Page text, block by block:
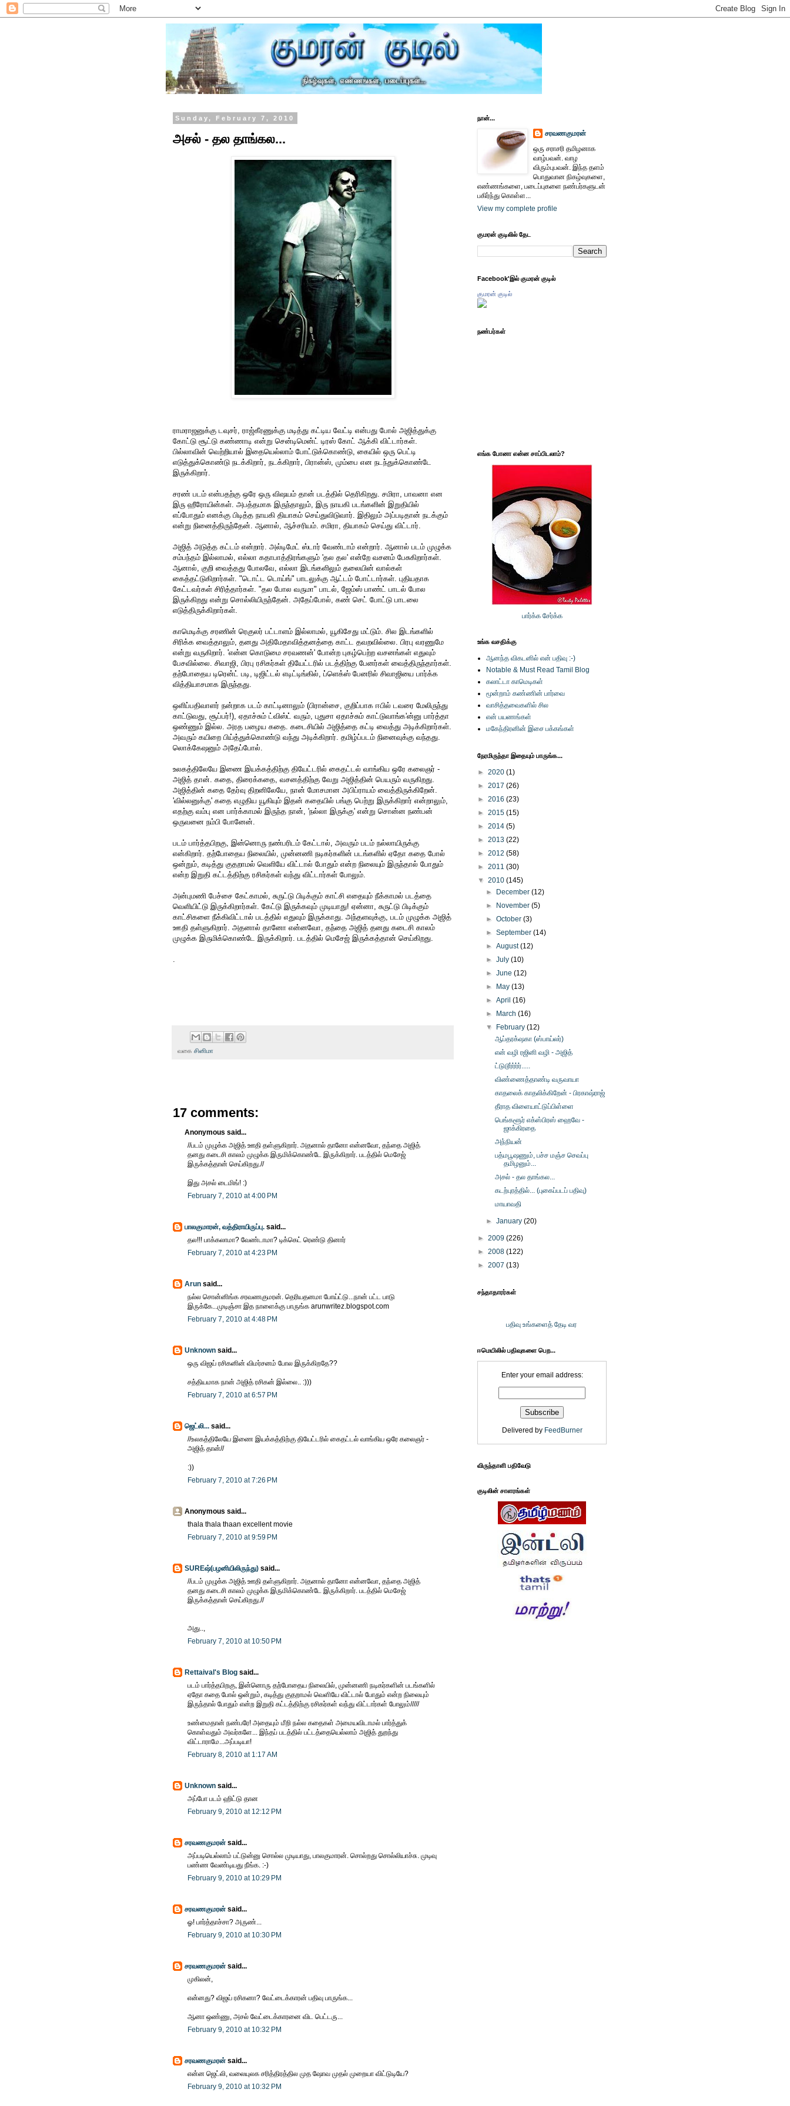
Sunday, February 7, 2010
அசல் - தல தாங்கல...
ராமராஜனுக்கு டவுசர், ராஜ்கீரணுக்கு மடித்து கட்டிய வேட்டி என்பது போல் அஜித்துக்கு
கோட்டு சூட்டு கண்ணாடி என்று சென்டிமென்ட் டிரஸ் கோட் ஆக்கி விட்டார்கள்.
பில்லாவின் வெற்றியால் இதையெல்லாம் போட்டுக்கொண்டு, கையில் ஒரு பெட்டி
எடுத்துக்கொண்டு நடக்கிறார், நடக்கிறார், பிரான்ஸ், மும்பை என நடந்துக்கொண்டே
இருக்கிறார்.
சரண் படம் என்பதற்கு ஒரே ஒரு விஷயம் தான் படத்தில் தெரிகிறது. சமிரா, பாவனா என
இரு ஹீரோயின்கள். அபத்தமாக இருந்தாலும், இரு நாயகி படங்களின் இறுதியில்
எப்போதும் எனக்கு பிடித்த நாயகி தியாகம் செய்துவிடுவார். இதிலும் அப்படிதான் நடக்கும்
என்று நினைத்திருந்தேன். ஆனால், ஆச்சரியம். சமிரா, தியாகம் செய்து விட்டார்.
அஜித் அடுத்த கட்டம் என்றார். அல்டிமேட் ஸ்டார் வேண்டாம் என்றார். ஆனால் படம் முழுக்க
சம்பந்தம் இல்லாமல், எல்லா கதாபாத்திரங்களும் 'தல தல' என்றே வசனம் பேசுகிறார்கள்.
ஆனால், குறி வைத்தது போலவே, எல்லா இடங்களிலும் தலையின் வால்கள்
கைத்தட்டுகிறார்கள். "டொட்ட டொய்ங்" பாடலுக்கு ஆட்டம் போட்டார்கள். புதியதாக
கேட்டவர்கள் சிரித்தார்கள். "தல போல வருமா" பாடல், ஜேம்ஸ் பாண்ட் பாடல் போல
இருக்கிறது என்று சொல்லியிருந்தேன். அதேப்போல், கண் செட் போட்டு பாடலை
எடுத்திருக்கிறார்கள்.
காமெடிக்கு சரணின் ரெகுலர் பட்டாளம் இல்லாமல், யூகிசேது மட்டும். சில இடங்களில்
சிரிக்க வைத்தாலும், தனது அதிமேதாவித்தனத்தை காட்ட தவறவில்லை. பிரபு வரணுமே
என்று வருகிறார். 'என்ன கொடுமை சரவணன்' போன்ற புகழ்பெற்ற வசனங்கள் எதுவும்
பேசவில்லை. சிவாஜி, பிரபு ரசிகர்கள் தியேட்டரில் படத்திற்கு பேனர்கள் வைத்திருந்தார்கள்.
தற்போதைய டிரென்ட் படி, டிஜிட்டல் எடிட்டிங்கில், ப்ளெக்ஸ் பேனரில் சிவாஜியை பார்க்க
வித்தியாசமாக இருந்தது.
ஒளிப்பதிவாளர் நன்றாக படம் காட்டினாலும் (பிரான்சை, குறிப்பாக ஈபில் டவரை மேலிருந்து
காட்டுவது, சூப்பர்!), ஏதாச்சும் ட்விஸ்ட் வரும், புதுசா ஏதாச்சும் காட்டுவாங்க'ன்னு பார்த்தா
ஒண்ணும் இல்ல. அரத பழைய கதை. கடைசியில் அஜித்தை கட்டி வைத்து அடிக்கிறார்கள்.
அவரும் கயிறை பிய்த்துக்கொண்டு வந்து அடிக்கிறார். தமிழ்ப்படம் நினைவுக்கு வந்தது.
லொக்கேஷனும் அதேப்போல்.
உலகத்திலேயே இணை இயக்கத்திற்கு தியேட்டரில் கைதட்டல் வாங்கிய ஒரே கலைஞர் -
அஜித் தான். கதை, திரைக்கதை, வசனத்திற்கு வேறு அஜித்தின் பெயரும் வருகிறது.
அஜித்தின் கதை தேர்வு திறனிலேயே, நான் மோசமான அபிப்ராயம் வைத்திருக்கிறேன்.
'வில்லனுக்கு' கதை எழுதிய யூகியும் இதன் கதையில் பங்கு பெற்று இருக்கிறார் என்றாலும்,
எதற்கு வம்பு என பார்க்காமல் இருந்த நான், 'நல்லா இருக்கு' என்று சொன்ன நண்பன்
ஒருவனை நம்பி போனேன்.
படம் பார்த்தபிறகு, இன்னொரு நண்பரிடம் கேட்டால், அவரும் படம் நல்லாயிருக்கு
என்கிறார். தற்போதைய நிலையில், முன்னணி நடிகர்களின் படங்களில் ஏதோ கதை போல்
ஒன்றும், கடித்து குதறாமல் வெளியே விட்டால் போதும் என்ற நிலையும் இருந்தால் போதும்
என்ற இறுதி கட்டத்திற்கு ரசிகர்கள் வந்து விட்டார்கள் போலும்.
அன்புமணி பேச்சை கேட்காமல், சுருட்டு பிடிக்கும் காட்சி எதையும் நீக்காமல் படத்தை
வெளியிட்டு இருக்கிறார்கள். கேட்டு இருக்கவும் முடியாது! ஏன்னா, சுருட்டு பிடிக்கும்
காட்சிகளை நீக்கிவிட்டால் படத்தில் எதுவும் இருக்காது. அந்தளவுக்கு, படம் முழுக்க அஜித்
ஊதி தள்ளுகிறார். அதனால் தானோ என்னவோ, தந்தை அஜித் தனது கடைசி காலம்
முழுக்க இருமிக்கொண்டே இருக்கிறார். படத்தில் மெசேஜ் இருக்கத்தான் செய்கிறது.
வகை சினிமா
17 comments:
Anonymous said...
//படம் முழுக்க அஜித் ஊதி தள்ளுகிறார். அதனால் தானோ என்னவோ, தந்தை அஜித்
தனது கடைசி காலம் முழுக்க இருமிக்கொண்டே இருக்கிறார். படத்தில் மெசேஜ்
இருக்கத்தான் செய்கிறது.//
இது அசல் டைமிங்! :)
February 7, 2010 at 4:00 PM
பாலகுமாரன், வத்திராயிருப்பு. said...
தல!!! பாக்கலாமா? வேண்டாமா? டிக்கெட் ரெண்டு தினார்
February 7, 2010 at 4:23 PM
Arun said...
நல்ல சொன்னிங்க சரவணகுமரன். தெரியதனமா போய்ட்டு...நான் பட்ட பாடு
இருக்கே...முடிஞ்சா இத நாளைக்கு பாருங்க arunwritez.blogspot.com
February 7, 2010 at 4:48 PM
Unknown said...
ஒரு விஜய் ரசிகனின் விமர்சனம் போல இருக்கிறதே??
சத்தியமாக நான் அஜித் ரசிகன் இல்லை.. :)))
February 7, 2010 at 6:57 PM
ஜெட்லி... said...
//உலகத்திலேயே இணை இயக்கத்திற்கு தியேட்டரில் கைதட்டல் வாங்கிய ஒரே கலைஞர் -
அஜித் தான்//
:))
February 7, 2010 at 7:26 PM
Anonymous said...
thala thala thaan excellent movie
February 7, 2010 at 9:59 PM
SUREஷ்(பழனியிலிருந்து) said...
//படம் முழுக்க அஜித் ஊதி தள்ளுகிறார். அதனால் தானோ என்னவோ, தந்தை அஜித்
தனது கடைசி காலம் முழுக்க இருமிக்கொண்டே இருக்கிறார். படத்தில் மெசேஜ்
இருக்கத்தான் செய்கிறது.//
அது..,
February 7, 2010 at 10:50 PM
Rettaival's Blog said...
படம் பார்த்தபிறகு, இன்னொரு தற்போதைய நிலையில், முன்னணி நடிகர்களின் படங்களில்
ஏதோ கதை போல் ஒன்றும், கடித்து குதறாமல் வெளியே விட்டால் போதும் என்ற நிலையும்
இருந்தால் போதும் என்ற இறுதி கட்டத்திற்கு ரசிகர்கள் வந்து விட்டார்கள் போலும்/////
உண்மைதான் நண்பரே! அதையும் மீறி நல்ல கதைகள் அமையவிடாமல் பார்த்துக்
கொள்வதும் அவர்களே... இந்தப் படத்தில் பட்டத்தையெல்லாம் அஜித் துறந்து
விட்டாராமே...அப்படியா!
February 8, 2010 at 1:17 AM
Unknown said...
அப்போ படம் ஹிட்டு தான
February 9, 2010 at 12:12 PM
சரவணகுமரன் said...
அப்படியெல்லாம் பட்டுன்னு சொல்ல முடியாது, பாலகுமாரன். சொல்றது சொல்லியாச்சு. முடிவு
பண்ண வேண்டியது நீங்க. :-)
February 9, 2010 at 10:29 PM
சரவணகுமரன் said...
ஓ! பார்த்தாச்சா? அருண்...
February 9, 2010 at 10:30 PM
சரவணகுமரன் said...
முகிலன்,
என்னது? விஜய் ரசிகனா? வேட்டைக்காரன் பதிவு பாருங்க...
ஆனா ஒண்ணு, அசல் வேட்டைக்காரனை விட பெட்டரு...
February 9, 2010 at 10:32 PM
சரவணகுமரன் said...
என்ன ஜெட்லி, வலையுலக சரித்திரத்தில முத ஷோவ முதல் முறையா விட்டுடியே?
February 9, 2010 at 10:32 PM
நான்...
சரவணகுமரன்
ஒரு சராசரி தமிழனாக
வாழ்பவன். வாழ
விரும்புபவன். இந்த தளம்
பொதுவான நிகழ்வுகளை,
எண்ணங்களை, படைப்புகளை நண்பர்களுடன்
பகிர்ந்து கொள்ள...
View my complete profile
குமரன் குடிலில் தேட
Facebook'இல் குமரன் குடில்
குமரன் குடில்
நண்பர்கள்
எங்க போனா என்ன சாப்பிடலாம்?
பார்க்க சேர்க்க
உங்க வசதிக்கு
ஆனந்த விகடனில் என் பதிவு :-)
Notable & Must Read Tamil Blog
கலாட்டா காமெடிகள்
மூன்றாம் கண்ணின் பார்வை
வாசித்தவைகளில் சில
என் பயணங்கள்
மகேந்திரனின் இசை பக்கங்கள்
நேரமிருந்தா இதையும் பாருங்க...
► 2020 (1)
► 2017 (26)
► 2016 (23)
► 2015 (15)
► 2014 (5)
► 2013 (22)
► 2012 (58)
► 2011 (30)
▼ 2010 (145)
►
December(12)
►
November(5)
►October(3)
►September(14)
►August(12)
►July(10)
►June(12)
►
May(13)
►April(16)
►
March(16)
▼
February(12)
ஆப்தரக்‌ஷகா (ஸ்பாய்லர்)
என் வழி ரஜினி வழி - அஜித்
ட்டுடூர்ர்ர்ர்.....
விண்ணைத்தாண்டி வருவாயா
காதலைக் காதலிக்கிறேன் - பிரகாஷ்ராஜ்
தீராத விளையாட்டுப்பிள்ளை
பெங்களூர் எக்ஸ்பிரஸ் ஹைவே -
ஜாக்கிரதை
அந்நியன்
பத்மபூஷணும், பச்ச மஞ்ச செவப்பு
தமிழனும்...
அசல் - தல தாங்கல...
கடற்புரத்தில்... (புகைப்படப் பதிவு)
மாயாவதி
►January(20)
► 2009 (226)
► 2008 (122)
► 2007 (13)
சந்தாதாரர்கள்
பதிவு உங்களைத் தேடி வர
ஈமெயிலில் பதிவுகளை பெற...
Enter your email address:
Delivered by FeedBurner
விருந்தாளி பதிவேடு
குடிலின் சாளரங்கள்